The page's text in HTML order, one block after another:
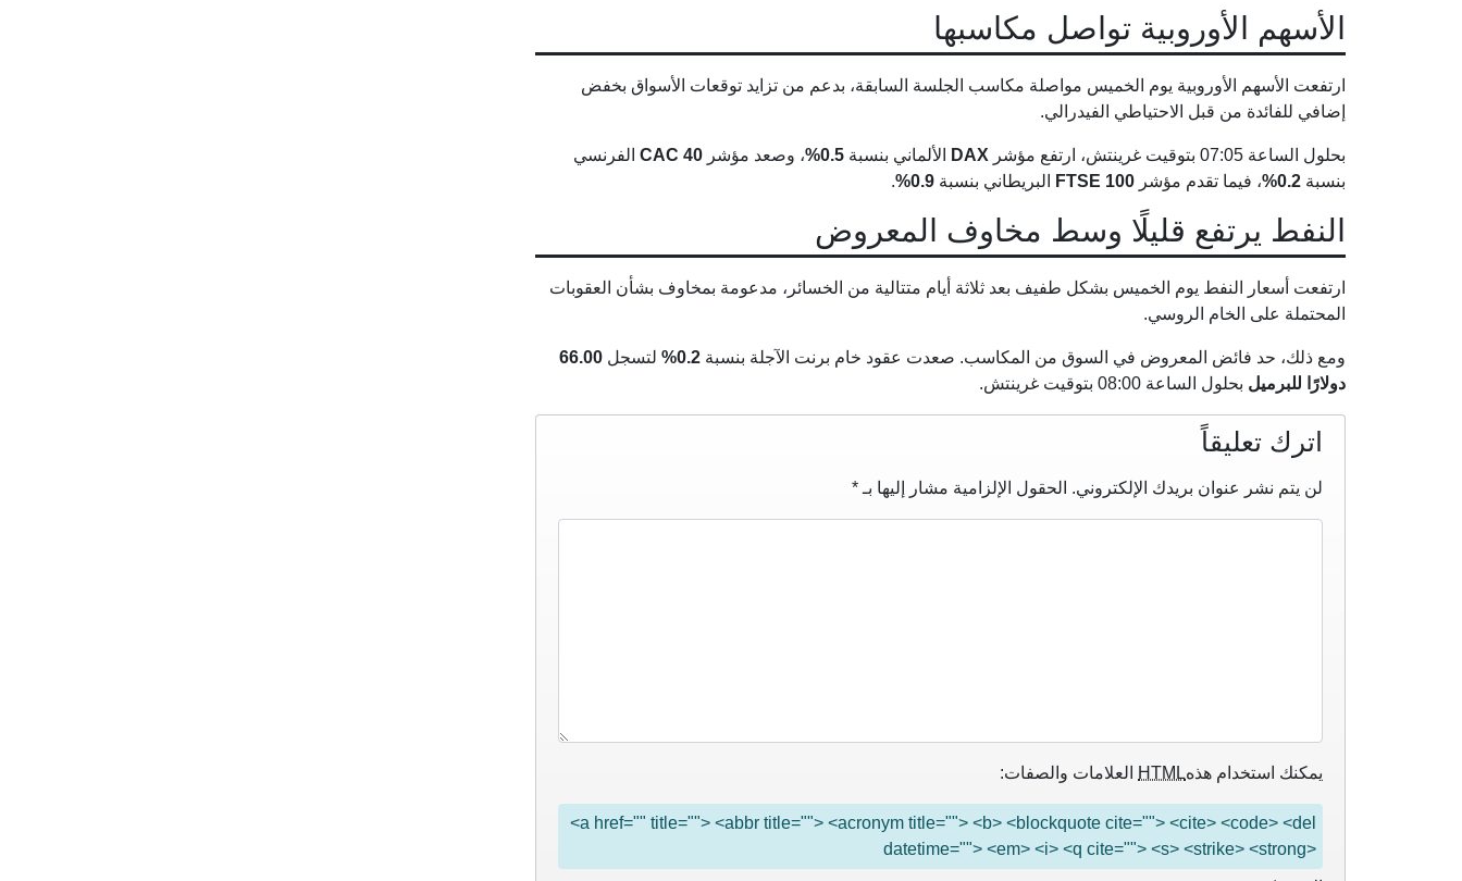
الأسهم الأوروبية تواصل مكاسبها
ارتفعت الأسهم الأوروبية يوم الخميس مواصلة مكاسب الجلسة السابقة، بدعم من تزايد توقعات الأسواق بخفض
إضافي للفائدة من قبل الاحتياطي الفيدرالي.
بحلول الساعة 07:05 بتوقيت غرينتش، ارتفع مؤشر DAX الألماني بنسبة 0.5% ، وصعد مؤشر CAC 40 الفرنسي
بنسبة 0.2% ، فيما تقدم مؤشر FTSE 100 البريطاني بنسبة 0.9%
.
النفط يرتفع قليلًا وسط مخاوف المعروض
ارتفعت أسعار النفط يوم الخميس بشكل طفيف بعد ثلاثة أيام متتالية من الخسائر، مدعومة بمخاوف بشأن العقوبات
المحتملة على الخام الروسي.
ومع ذلك، حد فائض المعروض في السوق من المكاسب. صعدت عقود خام برنت الآجلة بنسبة 0.2% لتسجل 66.00
دولارًا للبرميل بحلول الساعة 08:00 بتوقيت غرينتش.
اترك تعليقاً
لن يتم نشر عنوان بريدك الإلكتروني. الحقول الإلزامية مشار إليها بـ *
يمكنك استخدام هذهHTML العلامات والصفات:
<a href="" title=""> <abbr title=""> <acronym title=""> <b> <blockquote cite=""> <cite> <code> <del
datetime=""> <em> <i> <q cite=""> <s> <strike> <strong>